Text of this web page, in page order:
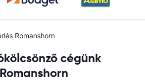
Romanshorn
cégünk